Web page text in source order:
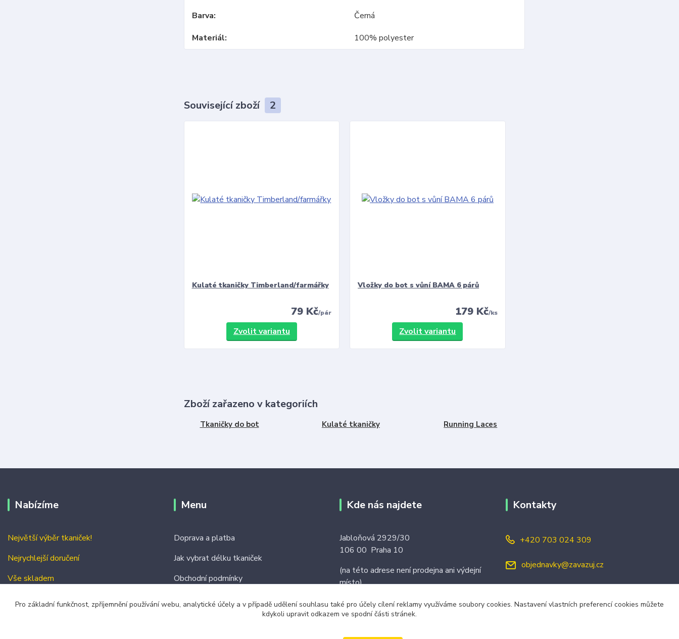
Barva
Černá
Materiál
100% polyester
Související zboží 2
Kulaté tkaničky Timberland/farmářky
79 Kč/pár
Zvolit variantu
Vložky do bot s vůní BAMA 6 párů
179 Kč/ks
Zvolit variantu
Zboží zařazeno v kategoriích
Tkaničky do bot Kulaté tkaničky Running Laces
Nabízíme
Největší výběr tkaniček!
Nejrychlejší doručení
Vše skladem
Menu
Doprava a platba
Jak vybrat délku tkaniček
Obchodní podmínky
Kde nás najdete
Jabloňová 2929/30
106 00 Praha 10
(na této adrese není prodejna ani výdejní
místo)
Kontakty
+420 703 024 309
objednavky@zavazuj.cz
Pro základní funkčnost, zpříjemnění používání webu, analytické účely a v případě udělení souhlasu také pro účely cílení reklamy využíváme soubory cookies. Nastavení vlastních preferencí cookies můžete
kdykoli upravit odkazem ve spodní části stránek.